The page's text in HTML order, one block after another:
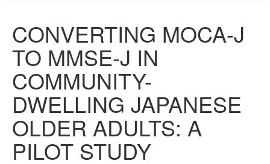
CONVERTING MOCA-J
TO MMSE-J IN
COMMUNITY-
DWELLING JAPANESE
OLDER ADULTS: A
PILOT STUDY